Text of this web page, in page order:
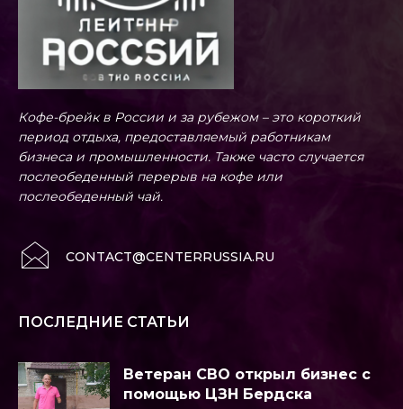
Кофе-брейк в России и за рубежом – это короткий
период отдыха, предоставляемый работникам
бизнеса и промышленности. Также часто случается
послеобеденный перерыв на кофе или
послеобеденный чай.
CONTACT@CENTERRUSSIA.RU
ПОСЛЕДНИЕ СТАТЬИ
Ветеран СВО открыл бизнес с
помощью ЦЗН Бердска